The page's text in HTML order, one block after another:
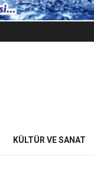
KÜLTÜR VE SANAT